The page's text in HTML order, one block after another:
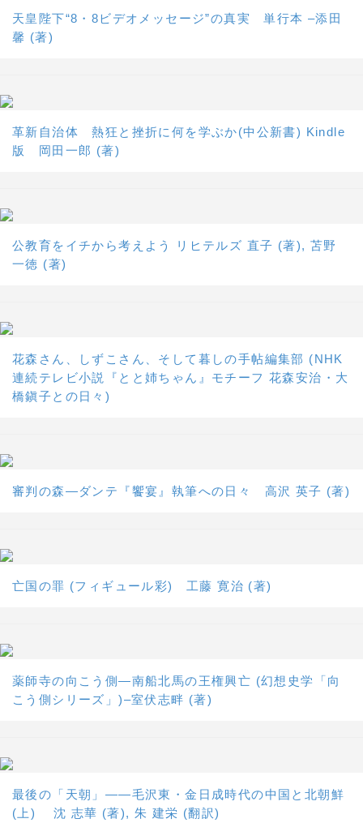
天皇陛下“8・8ビデオメッセージ”の真実 単行本 –添田
馨 (著)
革新自治体 熱狂と挫折に何を学ぶか(中公新書) Kindle
版 岡田一郎 (著)
公教育をイチから考えよう リヒテルズ 直子 (著), 苫野
一徳 (著)
花森さん、しずこさん、そして暮しの手帖編集部 (NHK
連続テレビ小説『とと姉ちゃん』モチーフ 花森安治・大
橋鎭子との日々)
審判の森―ダンテ『饗宴』執筆への日々 高沢 英子 (著)
亡国の罪 (フィギュール彩) 工藤 寛治 (著)
薬師寺の向こう側―南船北馬の王権興亡 (幻想史学「向
こう側シリーズ」)–室伏志畔 (著)
最後の「天朝」――毛沢東・金日成時代の中国と北朝鮮
(上) 沈 志華 (著), 朱 建栄 (翻訳)